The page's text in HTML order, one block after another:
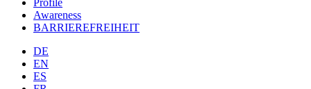
Profile
Awareness
BARRIEREFREIHEIT
DE
EN
ES